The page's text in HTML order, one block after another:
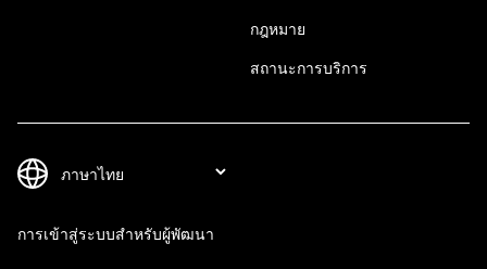
กฎหมาย
สถานะการบริการ
การเข้าสู่ระบบสำหรับผู้พัฒนา